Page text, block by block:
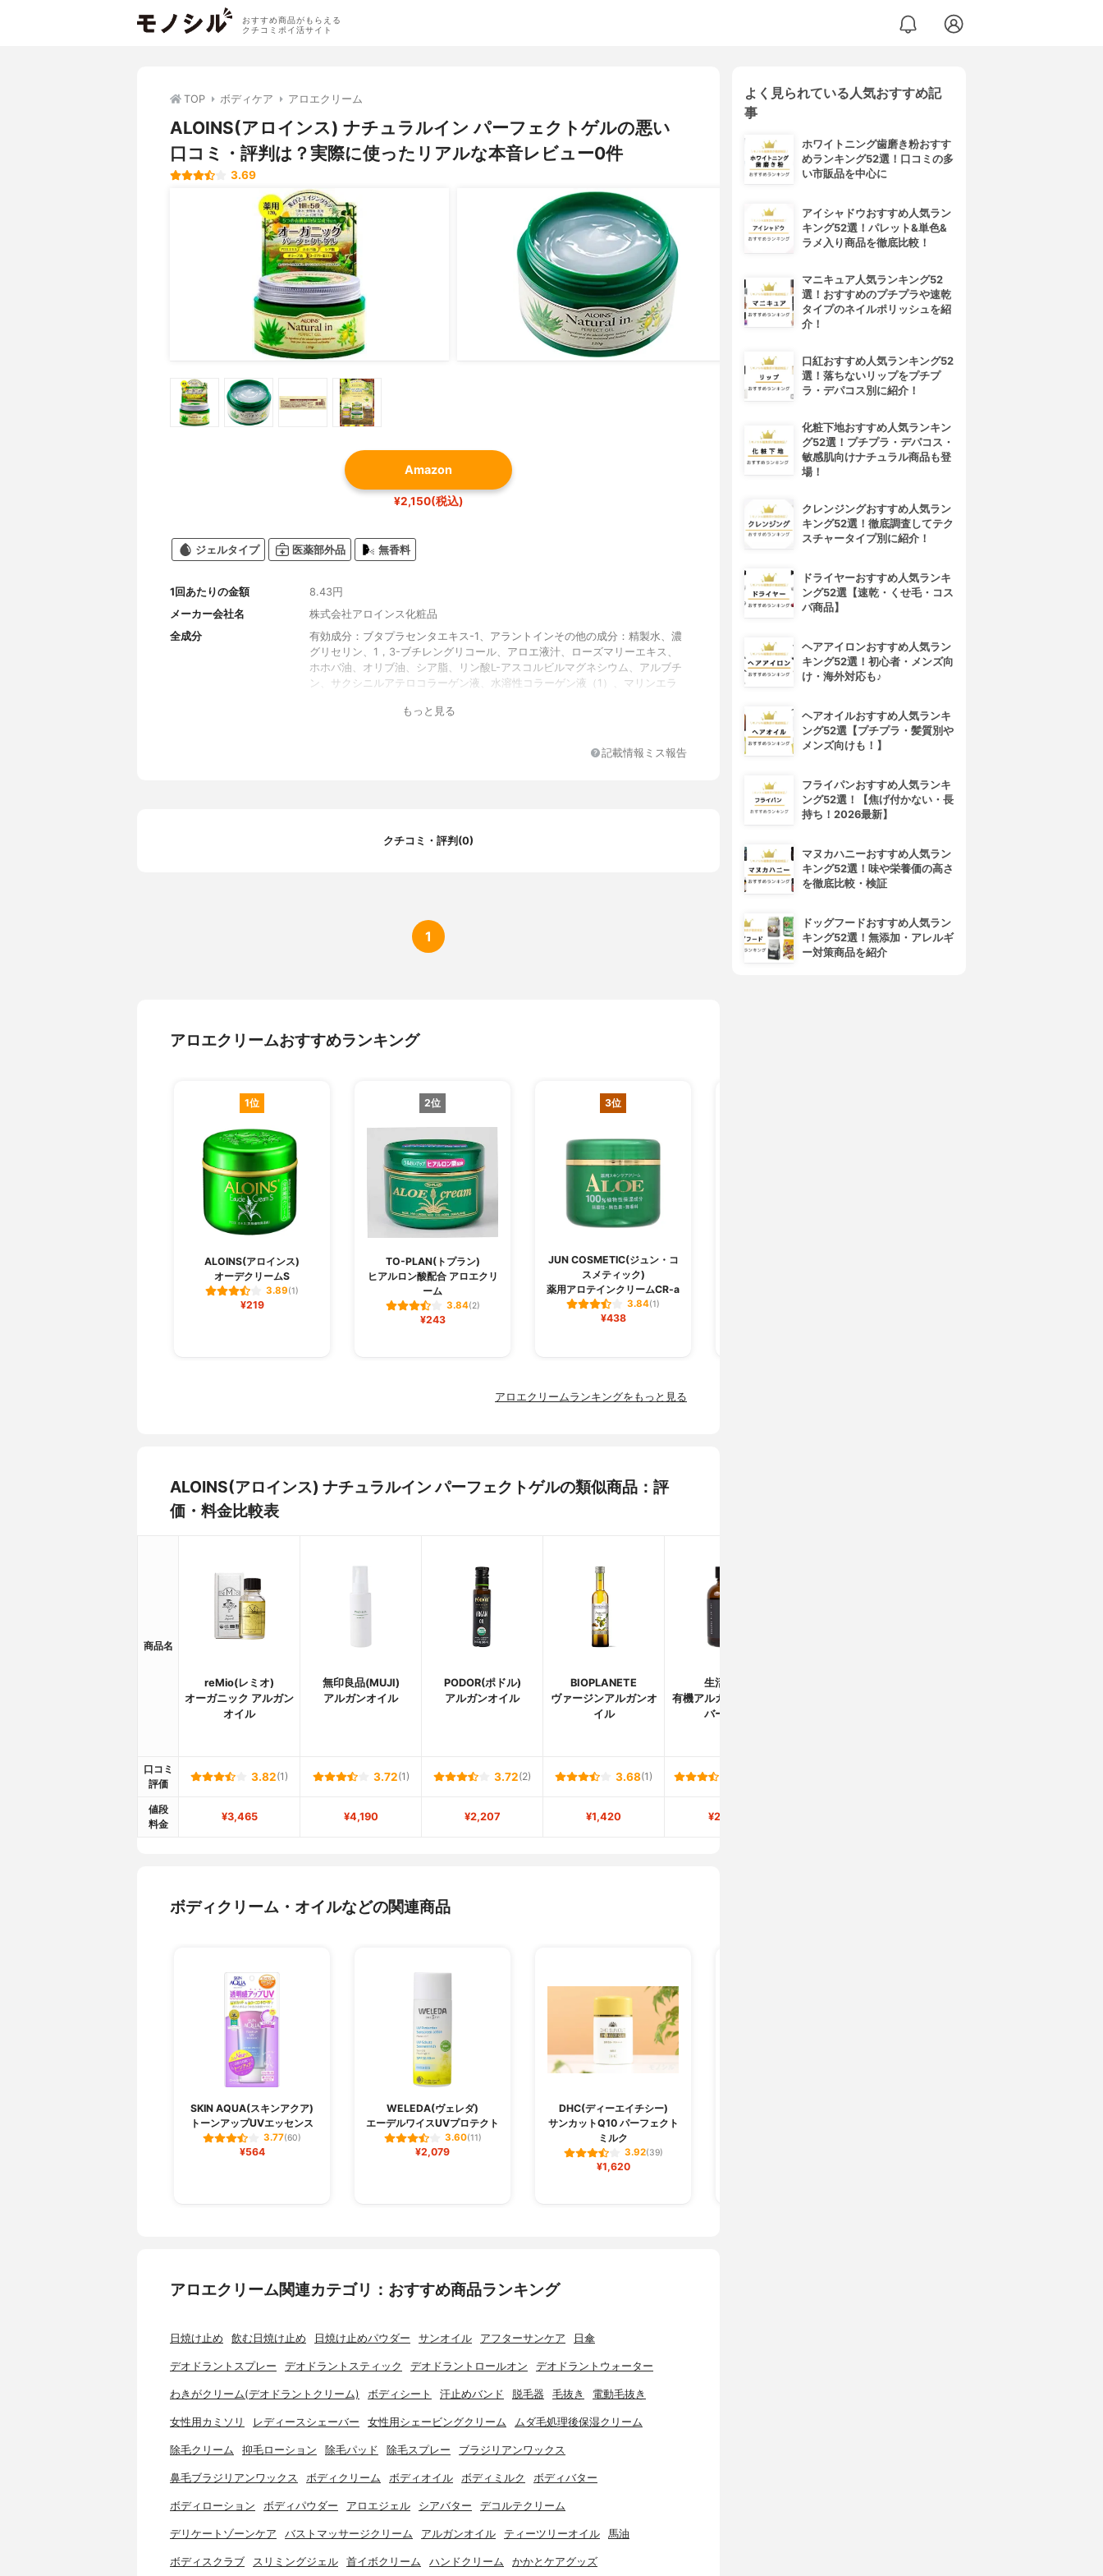
おすすめ商品がもらえる
クチコミポイ活サイト
TOP ボディケア アロエクリーム
ALOINS(アロインス) ナチュラルイン パーフェクトゲルの悪い
口コミ・評判は？実際に使ったリアルな本音レビュー0件
3.69
Amazon
¥2,150(税込)
ジェルタイプ 医薬部外品 無香料
1回あたりの金額
8.43円
メーカー会社名
株式会社アロインス化粧品
全成分
有効成分：ブタプラセンタエキス-1、アラントインその他の成分：精製水、濃
グリセリン、1，3-ブチレングリコール、アロエ液汁、ローズマリーエキス、
ホホバ油、オリブ油、シア脂、リン酸L-アスコルビルマグネシウム、アルブチ
ン、サクシニルアテロコラーゲン液、水溶性コラーゲン液（1）、マリンエラ
ヒアルロン酸ナトリウム、グリコシルトレハロース・水添デンプン分解物混合
チルドデシル）、セトステアリルグルコシド・セトステアリルアルコール、ポ
リオキシプロピレンジグリセリルエーテル、ジグリセリン、水酸化大豆リン脂
もっと見る
記載情報ミス報告
クチコミ・評判(0)
1
アロエクリームおすすめランキング
1位
ALOINS(アロインス)
オーデクリームS
3.89(1)
¥219
2位
TO-PLAN(トプラン)
ヒアルロン酸配合 アロエクリ
ーム
3.84(2)
¥243
3位
JUN COSMETIC(ジュン・コ
スメティック)
薬用アロテインクリームCR-a
3.84(1)
¥438
アロエクリームランキングをもっと見る
ALOINS(アロインス) ナチュラルイン パーフェクトゲルの類似商品：評
価・料金比較表
商品名
reMio(レミオ)
オーガニック アルガン
オイル
無印良品(MUJI)
アルガンオイル
PODOR(ポドル)
アルガンオイル
BIOPLANETE
ヴァージンアルガンオ
イル
生活の木
有機アルガンオイル・
バージン
口コミ
評価
3.82(1) 3.72(1) 3.72(2) 3.68(1)
値段
料金
¥3,465 ¥4,190 ¥2,207 ¥1,420 ¥2,312
ボディクリーム・オイルなどの関連商品
SKIN AQUA(スキンアクア)
トーンアップUVエッセンス
3.77(60)
¥564
WELEDA(ヴェレダ)
エーデルワイスUVプロテクト
3.60(11)
¥2,079
DHC(ディーエイチシー)
サンカットQ10 パーフェクト
ミルク
3.92(39)
¥1,620
アロエクリーム関連カテゴリ：おすすめ商品ランキング
日焼け止め 飲む日焼け止め 日焼け止めパウダー サンオイル アフターサンケア 日傘
デオドラントスプレー デオドラントスティック デオドラントロールオン デオドラントウォーター
わきがクリーム(デオドラントクリーム) ボディシート 汗止めバンド 脱毛器 毛抜き 電動毛抜き
女性用カミソリ レディースシェーバー 女性用シェービングクリーム ムダ毛処理後保湿クリーム
除毛クリーム 抑毛ローション 除毛パッド 除毛スプレー ブラジリアンワックス
鼻毛ブラジリアンワックス ボディクリーム ボディオイル ボディミルク ボディバター
ボディローション ボディパウダー アロエジェル シアバター デコルテクリーム
デリケートゾーンケア バストマッサージクリーム アルガンオイル ティーツリーオイル 馬油
ボディスクラブ スリミングジェル 首イボクリーム ハンドクリーム かかとケアグッズ
よく見られている人気おすすめ記
事
ホワイトニング歯磨き粉おすす
めランキング52選！口コミの多
い市販品を中心に
アイシャドウおすすめ人気ラン
キング52選！パレット&単色&
ラメ入り商品を徹底比較！
マニキュア人気ランキング52
選！おすすめのプチプラや速乾
タイプのネイルポリッシュを紹
介！
口紅おすすめ人気ランキング52
選！落ちないリップをプチプ
ラ・デパコス別に紹介！
化粧下地おすすめ人気ランキン
グ52選！プチプラ・デパコス・
敏感肌向けナチュラル商品も登
場！
クレンジングおすすめ人気ラン
キング52選！徹底調査してテク
スチャータイプ別に紹介！
ドライヤーおすすめ人気ランキ
ング52選【速乾・くせ毛・コス
パ商品】
ヘアアイロンおすすめ人気ラン
キング52選！初心者・メンズ向
け・海外対応も♪
ヘアオイルおすすめ人気ランキ
ング52選【プチプラ・髪質別や
メンズ向けも！】
フライパンおすすめ人気ランキ
ング52選！【焦げ付かない・長
持ち！2026最新】
マヌカハニーおすすめ人気ラン
キング52選！味や栄養価の高さ
を徹底比較・検証
ドッグフードおすすめ人気ラン
キング52選！無添加・アレルギ
ー対策商品を紹介